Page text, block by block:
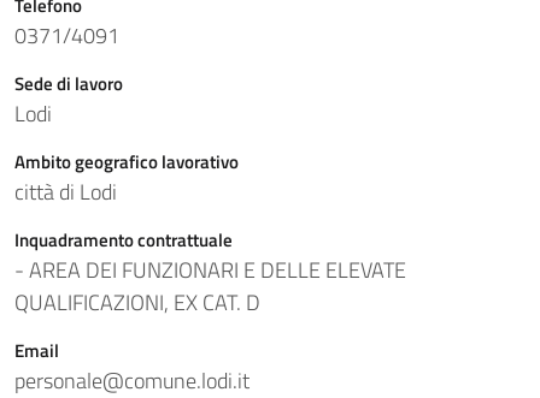
0371/4091
Sede di lavoro
Lodi
Ambito geografico lavorativo
città di Lodi
Inquadramento contrattuale
- AREA DEI FUNZIONARI E DELLE ELEVATE
QUALIFICAZIONI, EX CAT. D
Email
personale@comune.lodi.it